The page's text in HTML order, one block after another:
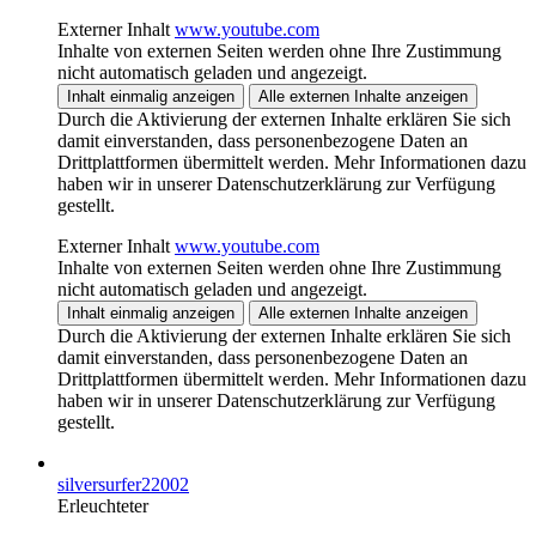
Externer Inhalt www.youtube.com
Inhalte von externen Seiten werden ohne Ihre Zustimmung
nicht automatisch geladen und angezeigt.
Inhalt einmalig anzeigen Alle externen Inhalte anzeigen
Durch die Aktivierung der externen Inhalte erklären Sie sich
damit einverstanden, dass personenbezogene Daten an
Drittplattformen übermittelt werden. Mehr Informationen dazu
haben wir in unserer Datenschutzerklärung zur Verfügung
gestellt.
Externer Inhalt www.youtube.com
Inhalte von externen Seiten werden ohne Ihre Zustimmung
nicht automatisch geladen und angezeigt.
Inhalt einmalig anzeigen Alle externen Inhalte anzeigen
Durch die Aktivierung der externen Inhalte erklären Sie sich
damit einverstanden, dass personenbezogene Daten an
Drittplattformen übermittelt werden. Mehr Informationen dazu
haben wir in unserer Datenschutzerklärung zur Verfügung
gestellt.
silversurfer22002
Erleuchteter